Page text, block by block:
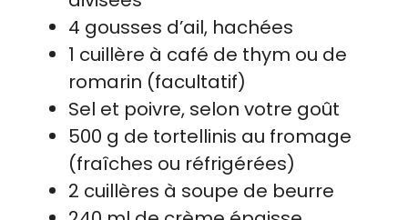
4 gousses d’ail, hachées
1 cuillère à café de thym ou de
romarin (facultatif)
Sel et poivre, selon votre goût
500 g de tortellinis au fromage
(fraîches ou réfrigérées)
2 cuillères à soupe de beurre